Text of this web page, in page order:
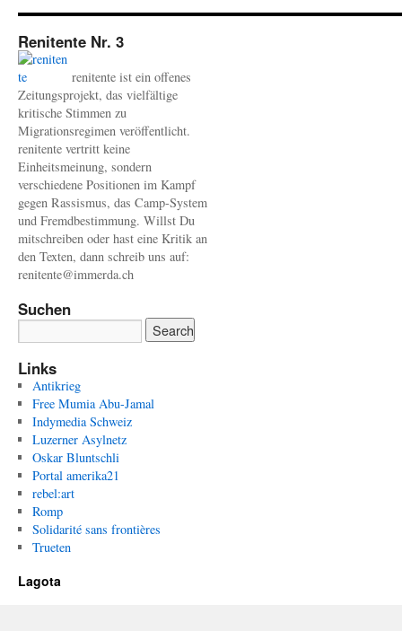
Renitente Nr. 3
renitente ist ein offenes
Zeitungsprojekt, das vielfältige
kritische Stimmen zu
Migrationsregimen veröffentlicht.
renitente vertritt keine
Einheitsmeinung, sondern
verschiedene Positionen im Kampf
gegen Rassismus, das Camp-System
und Fremdbestimmung. Willst Du
mitschreiben oder hast eine Kritik an
den Texten, dann schreib uns auf:
renitente@immerda.ch
Suchen
Links
Antikrieg
Free Mumia Abu-Jamal
Indymedia Schweiz
Luzerner Asylnetz
Oskar Bluntschli
Portal amerika21
rebel:art
Romp
Solidarité sans frontières
Trueten
Lagota